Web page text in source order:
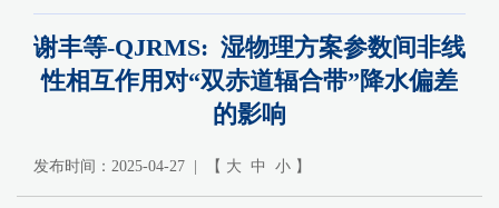
谢丰等-QJRMS: 湿物理方案参数间非线
性相互作用对“双赤道辐合带”降水偏差
的影响
发布时间：2025-04-27 | 【 大 中 小 】